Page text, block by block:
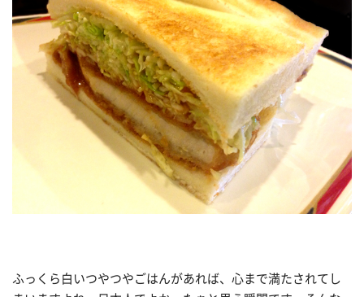
ふっくら白いつやつやごはんがあれば、心まで満たされてし